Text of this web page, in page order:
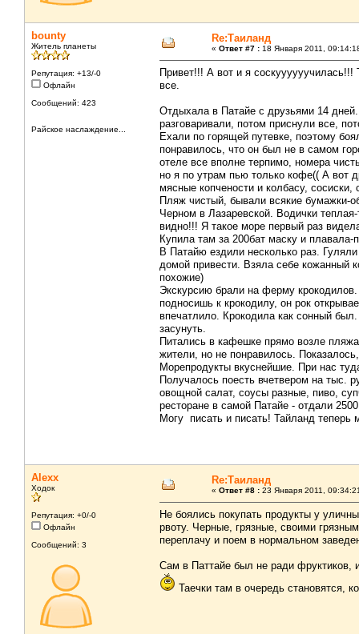
bounty
Житель планеты
Репутация: +13/-0
Офлайн
Сообщений: 423
Райское наслаждение...
Re:Таиланд
« Ответ #7 : 18 Января 2011,
Привет!!! А вот и я соскуууууучилась!!!
все.
Отдыхала в Патайе с друзьями 14
разговаривали, потом приснули все,
Ехали по горящей путевке, поэтому
понравилось, что он был не в самом
отеле все вполне терпимо, номера
но я по утрам пью только кофе(( А вот
мясные копчености и колбасу,
Пляж чистый, бывали всякие бумажки-
Черном в Лазаревской. Водички
видно!!! Я такое море первый раз
Купила там за 200бат маску и
В Патайю ездили несколько раз.
домой привести. Взяла себе кожанный
похожие)
Экскурсию брали на ферму
подносишь к крокодилу, он рок
впечатлило. Крокодила как сонный
засунуть.
Питались в кафешке прямо возле
жители, но не понравилось.
Морепродукты вкуснейшие. При нас
Получалось поесть вчетвером на тыс.
овощной салат, соусы разные, пиво,
ресторане в самой Патайе - отдали
Могу писать и писать! Тайланд теперь
Alexx
Ходок
Репутация: +0/-0
Офлайн
Сообщений: 3
Re:Таиланд
« Ответ #8 : 23 Января 2011,
Не боялись покупать продукты у
рвоту. Черные, грязные, своими
переплачу и поем в нормальном
Сам в Паттайе был не ради
Таечки там в очередь становятся,